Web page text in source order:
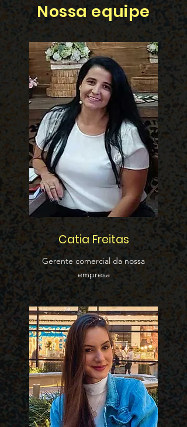
Nossa equipe
Catia Freitas
Gerente comercial da nossa
empresa